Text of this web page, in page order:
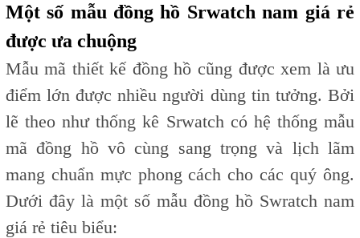
Một số mẫu đồng hồ Srwatch nam giá rẻ
được ưa chuộng
Mẫu mã thiết kế đồng hồ cũng được xem là ưu
điểm lớn được nhiều người dùng tin tưởng. Bởi
lẽ theo như thống kê Srwatch có hệ thống mẫu
mã đồng hồ vô cùng sang trọng và lịch lãm
mang chuẩn mực phong cách cho các quý ông.
Dưới đây là một số mẫu đồng hồ Swratch nam
giá rẻ tiêu biểu: